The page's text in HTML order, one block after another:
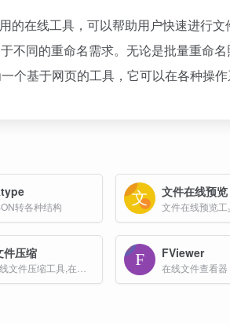
的在线工具，可以帮助用户快速进行
不同的重命名需求。无论是批量重命
个基于网页的工具，它可以在各种操作
转各种结构
文件在线预览
文件在线预览工
件压缩 FViewer